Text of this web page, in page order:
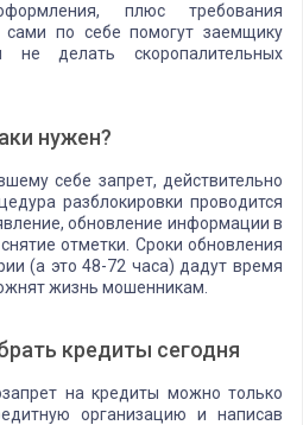
плюс требования
сами по себе помогут заемщику
не делать скоропалительных
нужен?
себе запрет, действительно
разблокировки проводится
обновление информации в
отметки. Сроки обновления
(а это 48-72 часа) дадут время
жизнь мошенникам.
кредиты сегодня
на кредиты можно только
организацию и написав